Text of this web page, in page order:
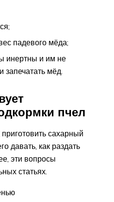
падевого мёда;
инертны и им не
запечатать мёд.
пчел
сахарный
давать, как раздать
эти вопросы
статьях.